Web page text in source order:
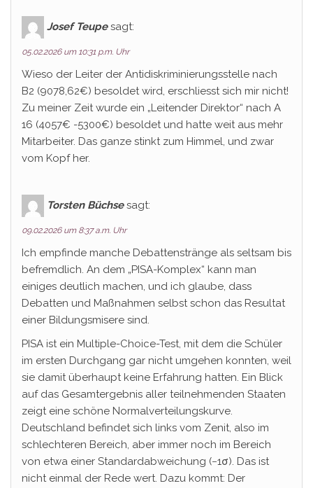
Josef Teupe sagt:
05.02.2026 um 10:31 p.m. Uhr
Wieso der Leiter der Antidiskriminierungsstelle nach
B2 (9078,62€) besoldet wird, erschliesst sich mir nicht!
Zu meiner Zeit wurde ein „Leitender Direktor“ nach A
16 (4057€ -5300€) besoldet und hatte weit aus mehr
Mitarbeiter. Das ganze stinkt zum Himmel, und zwar
vom Kopf her.
Torsten Büchse sagt:
09.02.2026 um 8:37 a.m. Uhr
Ich empfinde manche Debattenstränge als seltsam bis
befremdlich. An dem „PISA-Komplex“ kann man
einiges deutlich machen, und ich glaube, dass
Debatten und Maßnahmen selbst schon das Resultat
einer Bildungsmisere sind.
PISA ist ein Multiple-Choice-Test, mit dem die Schüler
im ersten Durchgang gar nicht umgehen konnten, weil
sie damit überhaupt keine Erfahrung hatten. Ein Blick
auf das Gesamtergebnis aller teilnehmenden Staaten
zeigt eine schöne Normalverteilungskurve.
Deutschland befindet sich links vom Zenit, also im
schlechteren Bereich, aber immer noch im Bereich
von etwa einer Standardabweichung (−1σ). Das ist
nicht einmal der Rede wert. Dazu kommt: Der